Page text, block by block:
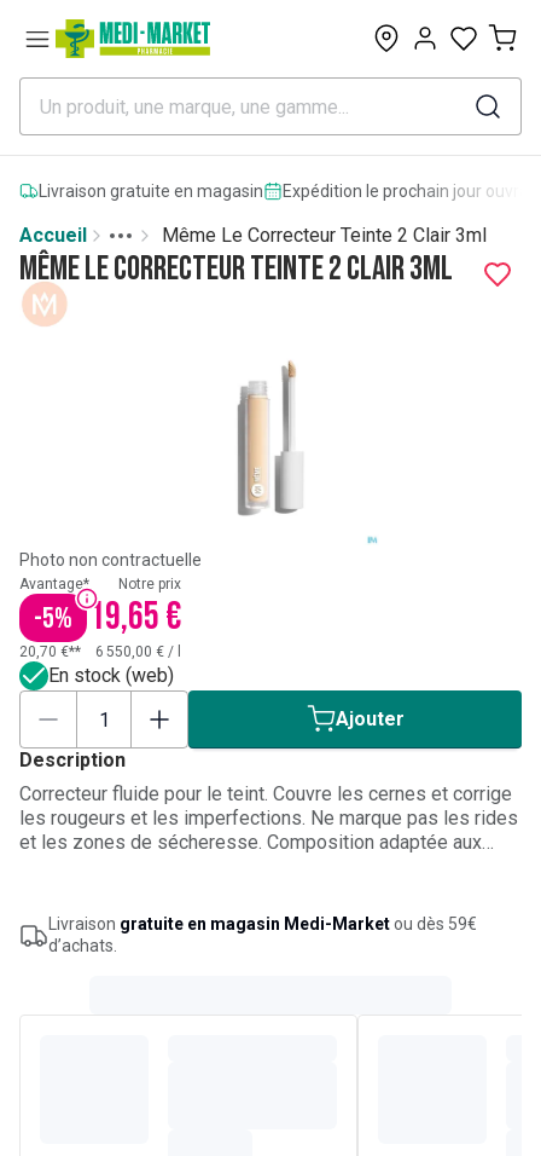
0
Livraison gratuite en magasin Expédition le prochain jour
Accueil
More
Toggle menu
Même Le Correcteur Teinte 2 Clair 3ml
Même Le Correcteur Teinte 2 Clair 3ml
Photo non contractuelle
Avantage*
-5%
Notre prix
19,65 €
20,70 €** 6 550,00 € /
En stock (web)
Ajouter
Description
Correcteur fluide pour le teint. Couvre les cernes et corrige
les rougeurs et les imperfections. Ne marque pas les rides
et les zones de sécheresse. Composition adaptée aux
Livraison gratuite en magasin Medi-Marketou dès 59€
d’achats.